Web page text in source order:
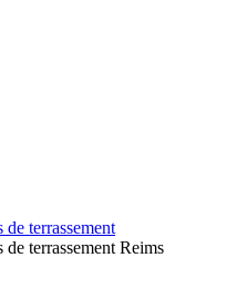
terrassement
terrassement Reims